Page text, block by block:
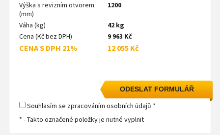
Výška s revizním otvorem
(mm)
1200
Váha (kg)
42 kg
Cena (Kč bez DPH)
9 963 Kč
CENA S DPH 21% 12 055 Kč
Souhlasím se zpracováním osobních údajů *
* - Takto označené položky je nutné vyplnit